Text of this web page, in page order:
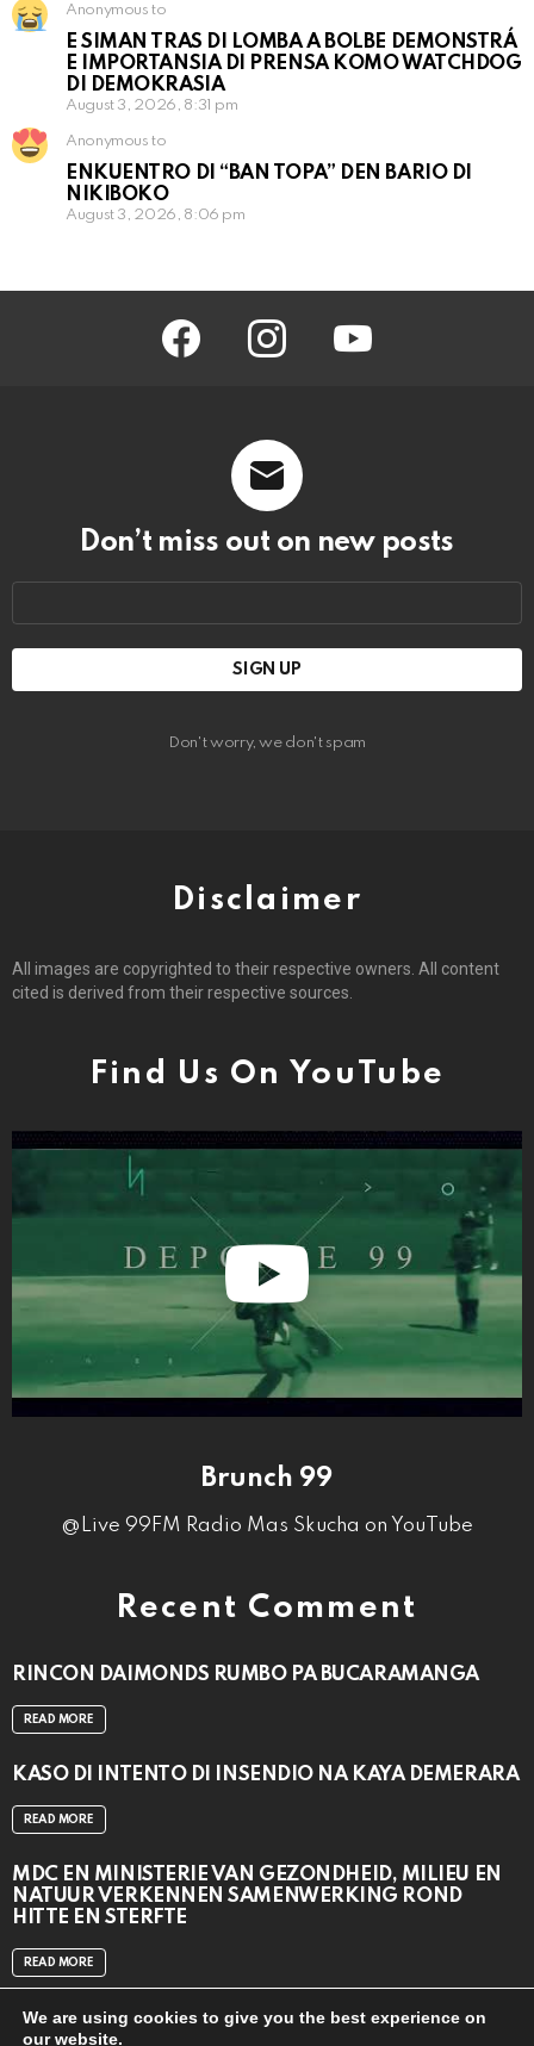
Anonymous to
E SIMAN TRAS DI LOMBA A BOLBE DEMONSTRÁ
E IMPORTANSIA DI PRENSA KOMO WATCHDOG
DI DEMOKRASIA
August 3, 2026, 8:31 pm
Anonymous to
ENKUENTRO DI “BAN TOPA” DEN BARIO DI
NIKIBOKO
August 3, 2026, 8:06 pm
facebook instagram
Don’t miss out on new posts
Don't worry, we don't spam
Disclaimer
All images are copyrighted to their respective owners. All content
cited is derived from their respective sources.
Find Us On YouTube
Brunch 99
@Live 99FM Radio Mas Skucha on YouTube
Recent Comment
RINCON DAIMONDS RUMBO PA BUCARAMANGA
READ MORE
KASO DI INTENTO DI INSENDIO NA KAYA DEMERARA
READ MORE
MDC EN MINISTERIE VAN GEZONDHEID, MILIEU EN
NATUUR VERKENNEN SAMENWERKING ROND
HITTE EN STERFTE
READ MORE
We are using cookies to give you the best experience on
our website.